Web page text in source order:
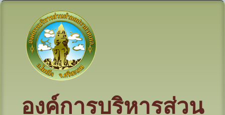
องค์การบริหารส่วน